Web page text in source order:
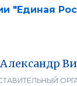
"Единая
Александр